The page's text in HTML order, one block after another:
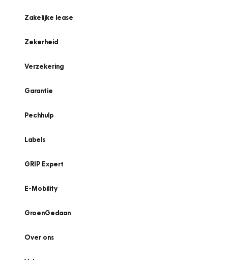
Zakelijke lease
Zekerheid
Verzekering
Garantie
Pechhulp
Labels
GRIP Expert
E-Mobility
GroenGedaan
Over ons